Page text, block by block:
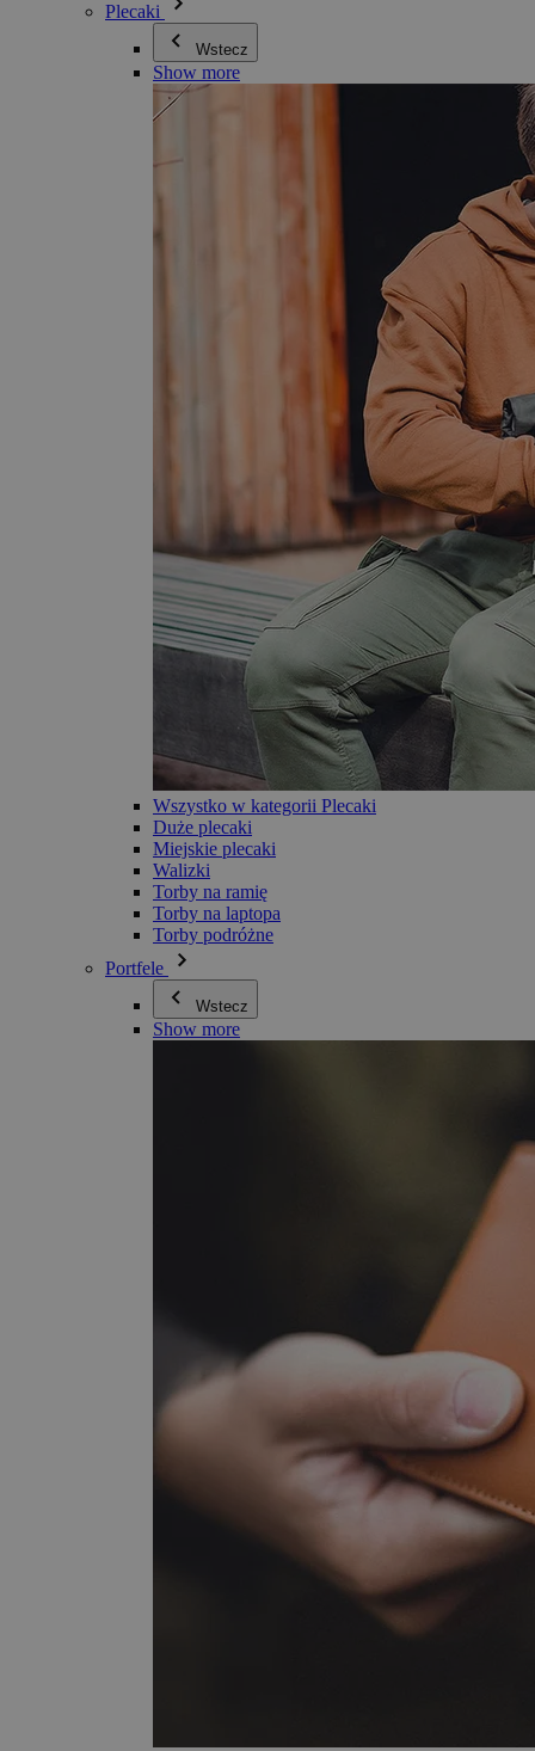
Plecaki
Wstecz
Show more
Wszystko w kategorii Plecaki
Duże plecaki
Miejskie plecaki
Walizki
Torby na ramię
Torby na laptopa
Torby podróżne
Portfele
Wstecz
Show more